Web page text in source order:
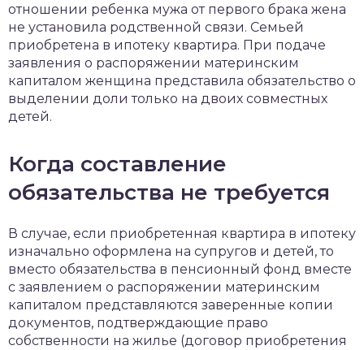
отношении ребенка мужа от первого брака жена
не установила родственной связи. Семьей
приобретена в ипотеку квартира. При подаче
заявления о распоряжении материнским
капиталом женщина представила обязательство о
выделении доли только на двоих совместных
детей.
Когда составление
обязательства не требуется
В случае, если приобретенная квартира в ипотеку
изначально оформлена на супругов и детей, то
вместо обязательства в пенсионный фонд вместе
с заявлением о распоряжении материнским
капиталом представляются заверенные копии
документов, подтверждающие право
собственности на жилье (договор приобретения